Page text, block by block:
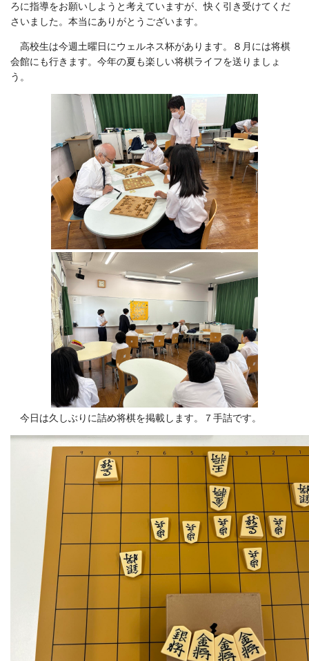
ろに指導をお願いしようと考えていますが、快く引き受けてくだ
さいました。本当にありがとうございます。
高校生は今週土曜日にウェルネス杯があります。８月には将棋
会館にも行きます。今年の夏も楽しい将棋ライフを送りましょ
う。
今日は久しぶりに詰め将棋を掲載します。７手詰です。